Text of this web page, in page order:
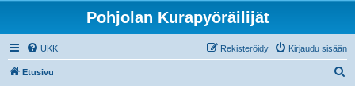
Pohjolan Kurapyöräilijät
UKK Kirjaudu sisään
Rekisteröidy
Etusivu